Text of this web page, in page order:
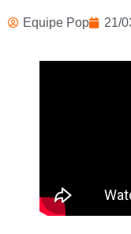
Equipe Pop 21/